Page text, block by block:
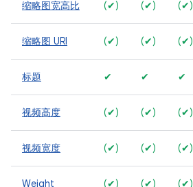
缩略图宽高比 (✔) (✔) (✔)
缩略图 URI (✔) (✔) (✔)
标题 ✔ ✔ ✔
视频高度 (✔) (✔) (✔)
视频宽度 (✔) (✔) (✔)
Weight (✔) (✔) (✔)